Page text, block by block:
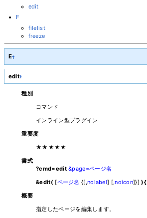
edit
F
filelist
freeze
E†
edit†
種別
コマンド
インライン型プラグイン
重要度
★★★★★
書式
?cmd=edit &page=ページ名
&edit( [ページ名 {[,nolabel] [,noicon]}]){
概要
指定したページを編集します。